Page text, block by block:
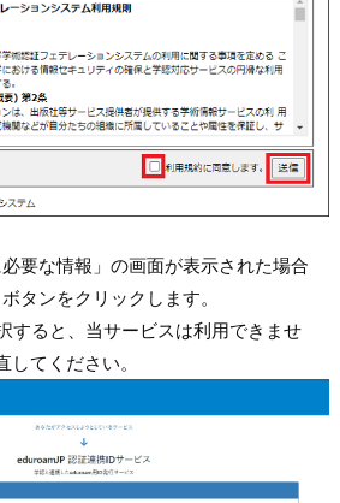
必要な情報」の画面が表示された場合
タンをクリックします。
すると、当サービスは利用できませ
してください。